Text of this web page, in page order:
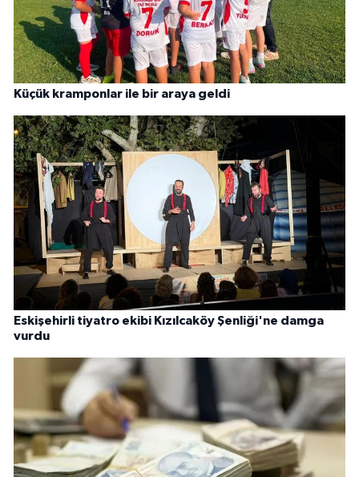
Küçük kramponlar ile bir araya geldi
Eskişehirli tiyatro ekibi Kızılcaköy Şenliği'ne damga
vurdu